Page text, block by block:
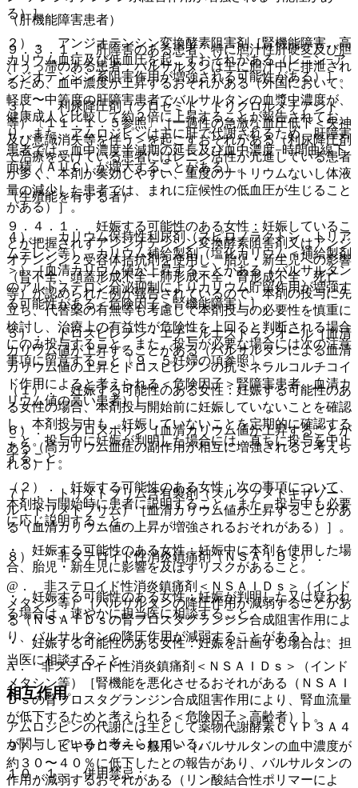
る）］。
２）． アンジオテンシン変換酵素阻害剤［腎機能障害、高
カリウム血症及び低血圧を起こすおそれがある（レニン−ア
ンジオテンシン系阻害作用が増強される可能性がある）］。
３）． 利尿降圧剤（フロセミド、トリクロルメチアジド
等）〔１１．１．５参照〕［一過性の急激な血圧低下＜失神
及び意識消失等を伴う＞を起こすおそれがある（利尿降圧剤
で治療を受けている患者にはレニン活性が亢進している患者
が多く、本剤が奏効しやすい、重度のナトリウムないし体液
量の減少した患者では、まれに症候性の低血圧が生じること
がある）］。
４）． カリウム保持性利尿剤（スピロノラクトン、トリア
ムテレン等）、カリウム補給製剤（塩化カリウム＜補給製剤
＞）［血清カリウム値が上昇することがある（バルサルタン
のアルドステロン分泌抑制によりカリウム貯留作用が増強す
る可能性がある＜危険因子＞腎機能障害）］。
５）． ドロスピレノン・エチニルエストラジオール［血清
カリウム値が上昇することがある（バルサルタンによる血清
カリウム値の上昇とドロスピレノンの抗ミネラルコルチコイ
ド作用によると考えられる＜危険因子＞腎障害患者、血清カ
リウム値の高い患者）］。
６）． シクロスポリン［血清カリウム値が上昇することが
ある（高カリウム血症の副作用が相互に増強されると考えら
れる）］。
７）． トリメトプリム含有製剤（スルファメトキサゾー
ル・トリメトプリム）［血清カリウム値が上昇することがあ
る（血清カリウム値の上昇が増強されるおそれがある）］。
８）． 非ステロイド性消炎鎮痛剤（ＮＳＡＩＤｓ）：
@． 非ステロイド性消炎鎮痛剤＜ＮＳＡＩＤｓ＞（インド
メタシン等）［バルサルタンの降圧作用が減弱することがあ
る（ＮＳＡＩＤｓの腎プロスタグランジン合成阻害作用によ
り、バルサルタンの降圧作用が減弱することがある）］。
A． 非ステロイド性消炎鎮痛剤＜ＮＳＡＩＤｓ＞（インド
メタシン等）［腎機能を悪化させるおそれがある（ＮＳＡＩ
Ｄｓの腎プロスタグランジン合成阻害作用により、腎血流量
が低下するためと考えられる＜危険因子＞高齢者）］。
９）． ビキサロマー＜服用＞［バルサルタンの血中濃度が
約３０〜４０％に低下したとの報告があり、バルサルタンの
作用が減弱するおそれがある（リン酸結合性ポリマーによ
（肝機能障害患者）
９．３．１． 肝障害のある患者、特に胆汁性肝硬変及び胆
汁うっ滞のある患者：バルサルタンは主に胆汁中に排泄され
るため、血中濃度が上昇するおそれがある（外国において、
軽度〜中等度の肝障害患者でバルサルタンの血漿中濃度が、
健康成人と比較して約２倍に上昇することが報告されてお
り、また、アムロジピンは主に肝で代謝されるため、肝障害
患者では、血中濃度半減期の延長及び血中濃度−時間曲線下
面積（ＡＵＣ）が増大することがある）。
（生殖能を有する者）
９．４．１． 妊娠する可能性のある女性：妊娠しているこ
とが把握されずアンジオテンシン変換酵素阻害剤又はアンジ
オテンシン２受容体拮抗剤を使用し、胎児・新生児への影響
（腎不全、頭蓋形成不全・肺形成不全・腎形成不全、死亡
等）が認められた例が報告されているので、本剤の投与に先
立ち、代替薬の有無等も考慮して本剤投与の必要性を慎重に
検討し、治療上の有益性が危険性を上回ると判断される場合
にのみ投与すること。また、投与が必要な場合には次の注意
事項に留意すること〔９．５妊婦の項参照〕。
（１）． 妊娠する可能性のある女性：妊娠する可能性のあ
る女性の場合、本剤投与開始前に妊娠していないことを確認
し、本剤投与中も、妊娠していないことを定期的に確認する
こと。投与中に妊娠が判明した場合には、直ちに投与を中止
すること。
（２）． 妊娠する可能性のある女性：次の事項について、
本剤投与開始時に患者に説明すること。また、投与中も必要
に応じ説明すること。
・ 妊娠する可能性のある女性：妊娠中に本剤を使用した場
合、胎児・新生児に影響を及ぼすリスクがあること。
・ 妊娠する可能性のある女性：妊娠が判明した又は疑われ
る場合は、速やかに担当医に相談すること。
・ 妊娠する可能性のある女性：妊娠を計画する場合は、担
当医に相談すること。
相互作用
アムロジピンの代謝には主として薬物代謝酵素ＣＹＰ３Ａ４
が関与していると考えられている。
１０．１． 併用禁忌：